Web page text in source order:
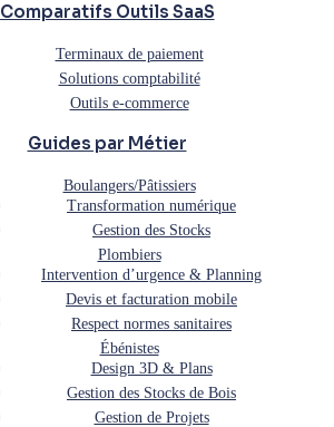
Comparatifs Outils SaaS
Terminaux de paiement
Solutions comptabilité
Outils e-commerce
Guides par Métier
Boulangers/Pâtissiers
Transformation numérique
Gestion des Stocks
Plombiers
Intervention d’urgence & Planning
Devis et facturation mobile
Respect normes sanitaires
Ébénistes
Design 3D & Plans
Gestion des Stocks de Bois
Gestion de Projets